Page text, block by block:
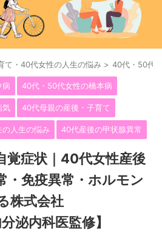
て・40代女性の人生の悩み > 40代・50代
病 40代・50代女性の橋本病
気 40代母親の産後・子育て
人生の悩み 40代産後の甲状腺異常
覚症状｜40代女性産後
・免疫異常・ホルモン
株式会社
泌内科医監修】